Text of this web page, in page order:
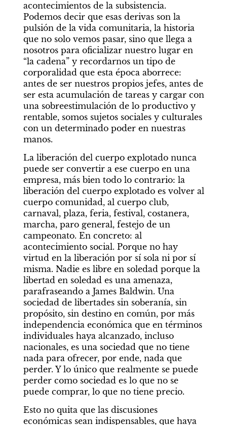
acontecimientos de la subsistencia.
Podemos decir que esas derivas son la
pulsión de la vida comunitaria, la historia
que no solo vemos pasar, sino que llega a
nosotros para oficializar nuestro lugar en
“la cadena” y recordarnos un tipo de
corporalidad que esta época aborrece:
antes de ser nuestros propios jefes, antes de
ser esta acumulación de tareas y cargar con
una sobreestimulación de lo productivo y
rentable, somos sujetos sociales y culturales
con un determinado poder en nuestras
manos.
La liberación del cuerpo explotado nunca
puede ser convertir a ese cuerpo en una
empresa, más bien todo lo contrario: la
liberación del cuerpo explotado es volver al
cuerpo comunidad, al cuerpo club,
carnaval, plaza, feria, festival, costanera,
marcha, paro general, festejo de un
campeonato. En concreto: al
acontecimiento social. Porque no hay
virtud en la liberación por sí sola ni por sí
misma. Nadie es libre en soledad porque la
libertad en soledad es una amenaza,
parafraseando a James Baldwin. Una
sociedad de libertades sin soberanía, sin
propósito, sin destino en común, por más
independencia económica que en términos
individuales haya alcanzado, incluso
nacionales, es una sociedad que no tiene
nada para ofrecer, por ende, nada que
perder. Y lo único que realmente se puede
perder como sociedad es lo que no se
puede comprar, lo que no tiene precio.
Esto no quita que las discusiones
económicas sean indispensables, que haya